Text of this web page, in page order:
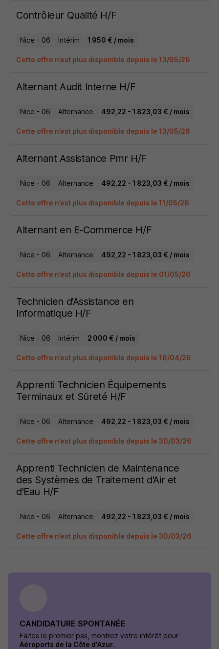
Contrôleur Qualité H/F
Nice - 06 Intérim 1 950 € / mois
Cette offre n’est plus disponible depuis le 13/05/26
Alternant Audit Interne H/F
Nice - 06 Alternance 492,22 - 1 823,03 € / mois
Cette offre n’est plus disponible depuis le 13/05/26
Alternant Assistance Pmr H/F
Nice - 06 Alternance 492,22 - 1 823,03 € / mois
Cette offre n’est plus disponible depuis le 11/05/26
Alternant en E-Commerce H/F
Nice - 06 Alternance 492,22 - 1 823,03 € / mois
Cette offre n’est plus disponible depuis le 01/05/26
Technicien d'Assistance en
Informatique H/F
Nice - 06 Intérim 2 000 € / mois
Cette offre n’est plus disponible depuis le 16/04/26
Apprenti Technicien Équipements
Terminaux et Sûreté H/F
Nice - 06 Alternance 492,22 - 1 823,03 € / mois
Cette offre n’est plus disponible depuis le 30/03/26
Apprenti Technicien de Maintenance
des Systèmes de Traitement d'Air et
d'Eau H/F
Nice - 06 Alternance 492,22 - 1 823,03 € / mois
Cette offre n’est plus disponible depuis le 30/03/26
CANDIDATURE SPONTANÉE
Faites le premier pas, montrez votre intérêt pour
Aéroports de la Côte d'Azur.